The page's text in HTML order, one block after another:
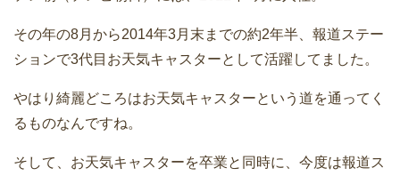
その年の8月から2014年3月末までの約2年半、報道ステー
ションで3代目お天気キャスターとして活躍してました。
やはり綺麗どころはお天気キャスターという道を通ってく
るものなんですね。
そして、お天気キャスターを卒業と同時に、今度は報道ス